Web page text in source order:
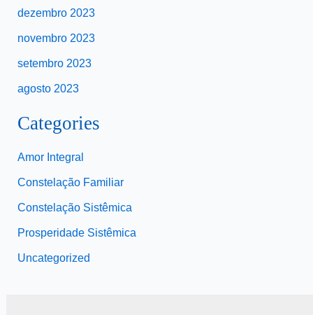
dezembro 2023
novembro 2023
setembro 2023
agosto 2023
Categories
Amor Integral
Constelação Familiar
Constelação Sistêmica
Prosperidade Sistêmica
Uncategorized